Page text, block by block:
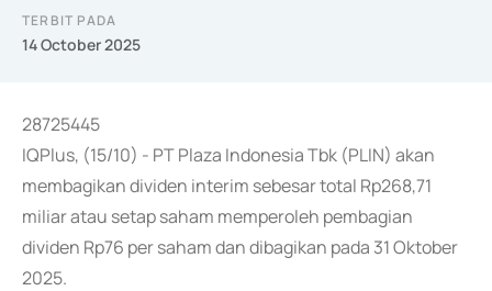
TERBIT PADA
14 October 2025
28725445
IQPlus, (15/10) - PT Plaza Indonesia Tbk (PLIN) akan
membagikan dividen interim sebesar total Rp268,71
miliar atau setap saham memperoleh pembagian
dividen Rp76 per saham dan dibagikan pada 31 Oktober
2025.